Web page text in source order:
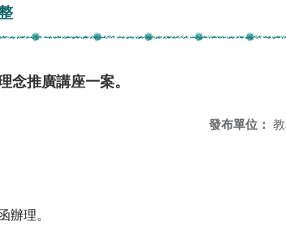
推廣講座一案。
發布單位：
理。